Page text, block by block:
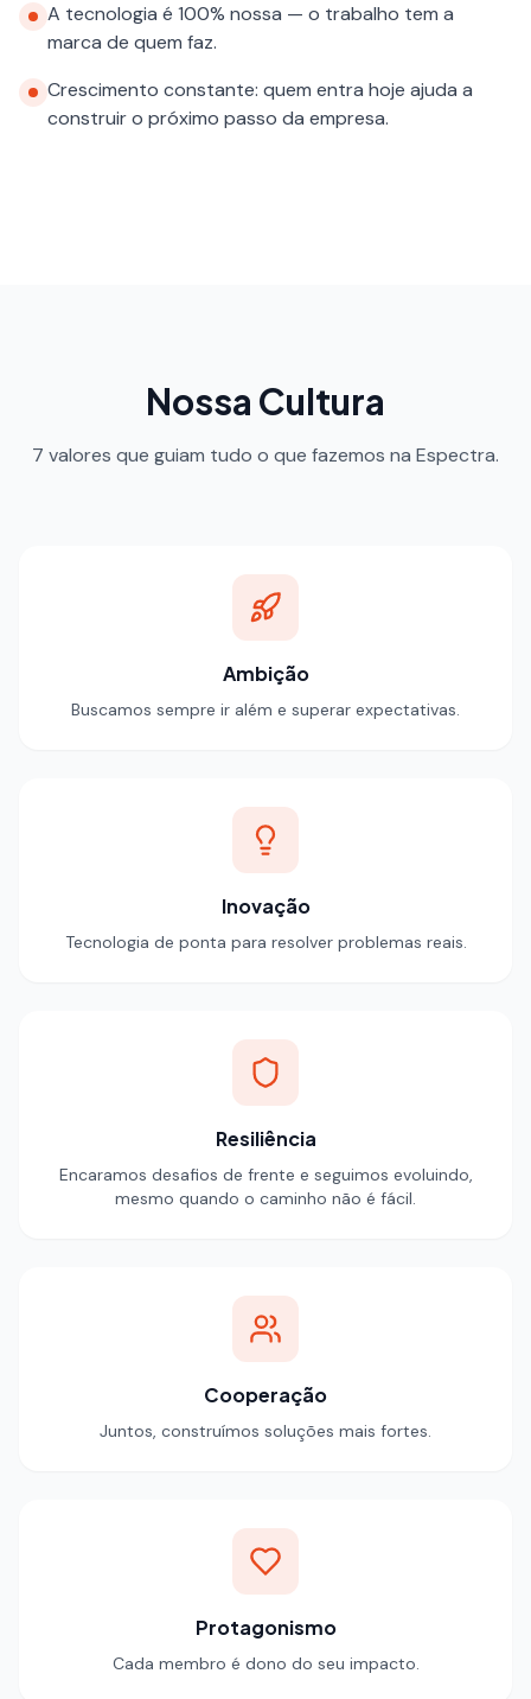
A tecnologia é 100% nossa — o trabalho tem a
marca de quem faz.
Crescimento constante: quem entra hoje ajuda a
construir o próximo passo da empresa.
Nossa Cultura
7 valores que guiam tudo o que fazemos na Espectra.
Ambição
Buscamos sempre ir além e superar expectativas.
Inovação
Tecnologia de ponta para resolver problemas reais.
Resiliência
Encaramos desafios de frente e seguimos evoluindo,
mesmo quando o caminho não é fácil.
Cooperação
Juntos, construímos soluções mais fortes.
Protagonismo
Cada membro é dono do seu impacto.